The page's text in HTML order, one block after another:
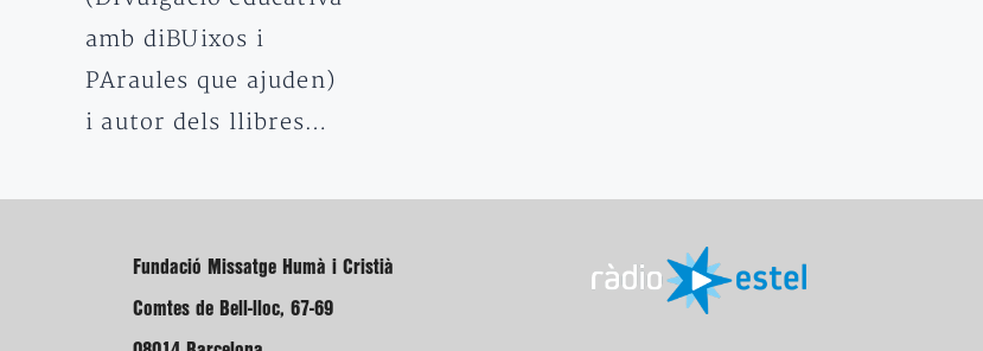
amb diBUixos i
PAraules que ajuden)
i autor dels llibres…
Fundació Missatge Humà i Cristià
Comtes de Bell-lloc, 67-69